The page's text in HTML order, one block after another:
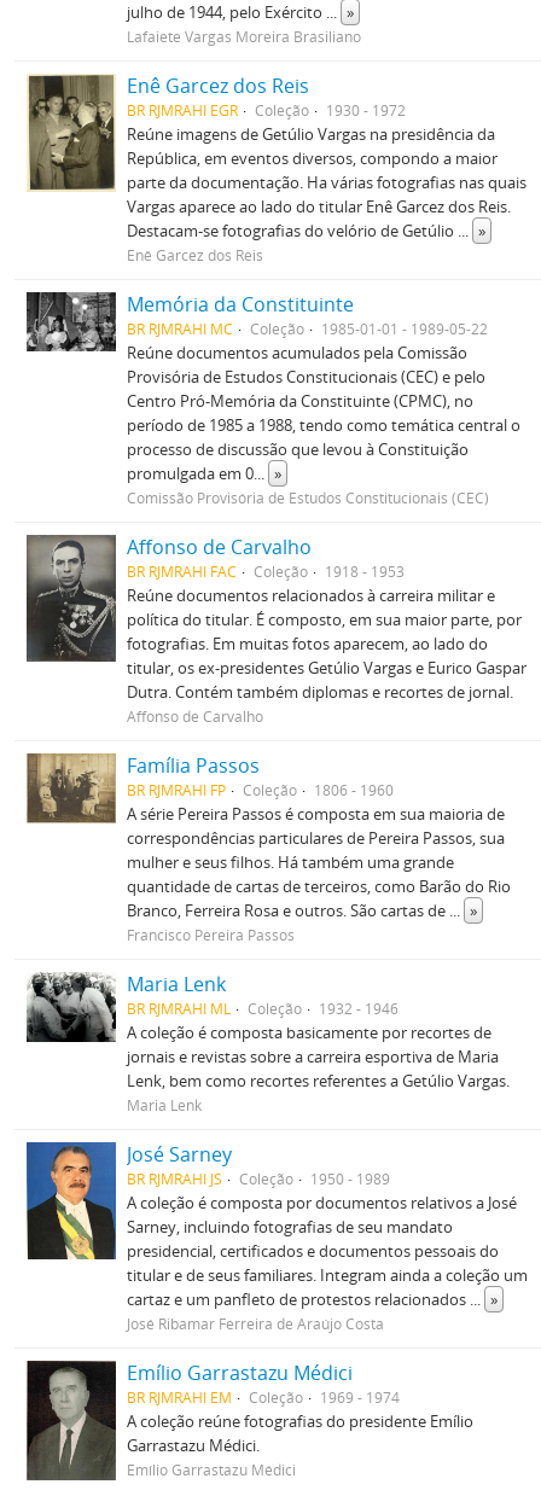
julho de 1944, pelo Exército ... »
Lafaiete Vargas Moreira Brasiliano
Enê Garcez dos Reis
BR RJMRAHI EGR Coleção 1930 - 1972
Reúne imagens de Getúlio Vargas na presidência da
República, em eventos diversos, compondo a maior
parte da documentação. Ha várias fotografias nas quais
Vargas aparece ao lado do titular Enê Garcez dos Reis.
Destacam-se fotografias do velório de Getúlio ... »
Enê Garcez dos Reis
Memória da Constituinte
BR RJMRAHI MC Coleção 1985-01-01 - 1989-05-22
Reúne documentos acumulados pela Comissão
Provisória de Estudos Constitucionais (CEC) e pelo
Centro Pró-Memória da Constituinte (CPMC), no
período de 1985 a 1988, tendo como temática central o
processo de discussão que levou à Constituição
promulgada em 0... »
Comissão Provisória de Estudos Constitucionais (CEC)
Affonso de Carvalho
BR RJMRAHI FAC Coleção 1918 - 1953
Reúne documentos relacionados à carreira militar e
política do titular. É composto, em sua maior parte, por
fotografias. Em muitas fotos aparecem, ao lado do
titular, os ex-presidentes Getúlio Vargas e Eurico Gaspar
Dutra. Contém também diplomas e recortes de jornal.
Affonso de Carvalho
Família Passos
BR RJMRAHI FP Coleção 1806 - 1960
A série Pereira Passos é composta em sua maioria de
correspondências particulares de Pereira Passos, sua
mulher e seus filhos. Há também uma grande
quantidade de cartas de terceiros, como Barão do Rio
Branco, Ferreira Rosa e outros. São cartas de ... »
Francisco Pereira Passos
Maria Lenk
BR RJMRAHI ML Coleção 1932 - 1946
A coleção é composta basicamente por recortes de
jornais e revistas sobre a carreira esportiva de Maria
Lenk, bem como recortes referentes a Getúlio Vargas.
Maria Lenk
José Sarney
BR RJMRAHI JS Coleção 1950 - 1989
A coleção é composta por documentos relativos a José
Sarney, incluindo fotografias de seu mandato
presidencial, certificados e documentos pessoais do
titular e de seus familiares. Integram ainda a coleção um
cartaz e um panfleto de protestos relacionados ... »
José Ribamar Ferreira de Araújo Costa
Emílio Garrastazu Médici
BR RJMRAHI EM Coleção 1969 - 1974
A coleção reúne fotografias do presidente Emílio
Garrastazu Médici.
Emílio Garrastazu Médici